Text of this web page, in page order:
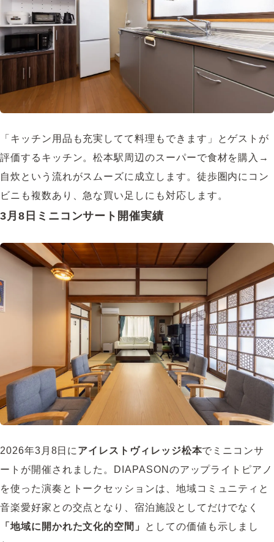
「キッチン用品も充実してて料理もできます」とゲストが
評価するキッチン。松本駅周辺のスーパーで食材を購入→
自炊という流れがスムーズに成立します。徒歩圏内にコン
ビニも複数あり、急な買い足しにも対応します。
3月8日ミニコンサート開催実績
2026年3月8日に アイレストヴィレッジ松本でミニコンサ
ートが開催されました。DIAPASONのアップライトピアノ
を使った演奏とトークセッションは、地域コミュニティと
音楽愛好家との交点となり、宿泊施設としてだけでなく
「地域に開かれた文化的空間」
としての価値も示しまし